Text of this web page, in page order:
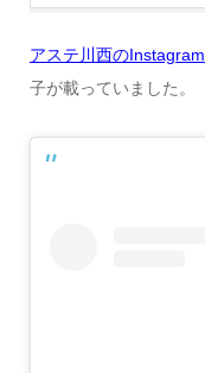
アステ川西のInstagram
子が載っていました。